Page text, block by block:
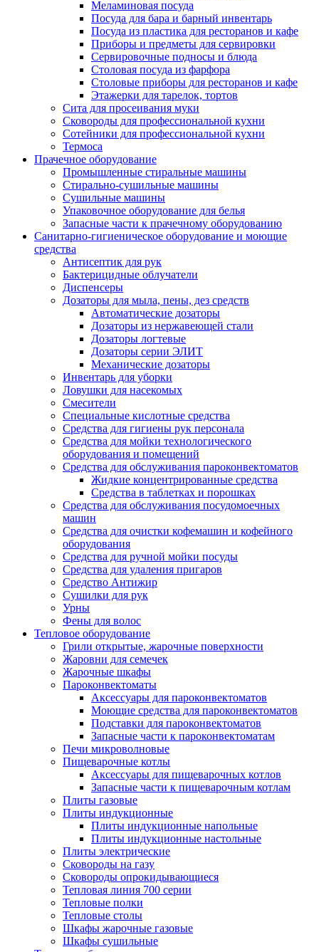
Меламиновая посуда
Посуда для бара и барный инвентарь
Посуда из пластика для ресторанов и кафе
Приборы и предметы для сервировки
Сервировочные подносы и блюда
Столовая посуда из фарфора
Столовые приборы для ресторанов и кафе
Этажерки для тарелок, тортов
Сита для просеивания муки
Сковороды для профессиональной кухни
Сотейники для профессиональной кухни
Термоса
Прачечное оборудование
Промышленные стиральные машины
Стирально-сушильные машины
Сушильные машины
Упаковочное оборудование для белья
Запасные части к прачечному оборудованию
Санитарно-гигиеническое оборудование и моющие
средства
Антисептик для рук
Бактерицидные облучатели
Диспенсеры
Дозаторы для мыла, пены, дез средств
Автоматические дозаторы
Дозаторы из нержавеющей стали
Дозаторы логтевые
Дозаторы серии ЭЛИТ
Механические дозаторы
Инвентарь для уборки
Ловушки для насекомых
Смесители
Специальные кислотные средства
Средства для гигиены рук персонала
Средства для мойки технологического
оборудования и помещений
Средства для обслуживания пароконвектоматов
Жидкие концентрированные средства
Средства в таблетках и порошках
Средства для обслуживания посудомоечных
машин
Средства для очистки кофемашин и кофейного
оборудования
Средства для ручной мойки посуды
Средства для удаления пригаров
Средство Антижир
Сушилки для рук
Урны
Фены для волос
Тепловое оборудование
Грили открытые, жарочные поверхности
Жаровни для семечек
Жарочные шкафы
Пароконвектоматы
Аксессуары для пароконвектоматов
Моющие средства для пароконвектоматов
Подставки для пароконвектоматов
Запасные части к пароконвектоматам
Печи микроволновые
Пищеварочные котлы
Аксессуары для пищеварочных котлов
Запасные части к пищеварочным котлам
Плиты газовые
Плиты индукционные
Плиты индукционные напольные
Плиты индукционные настольные
Плиты электрические
Сковороды на газу
Сковороды опрокидывающиеся
Тепловая линия 700 серии
Тепловые полки
Тепловые столы
Шкафы жарочные газовые
Шкафы сушильные